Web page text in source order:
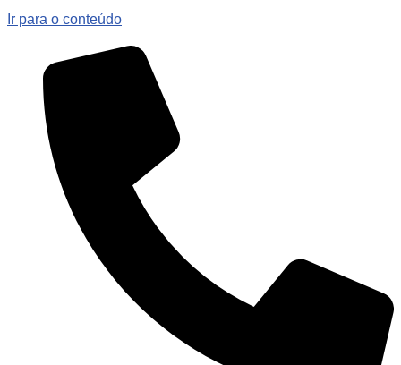
Ir para o conteúdo